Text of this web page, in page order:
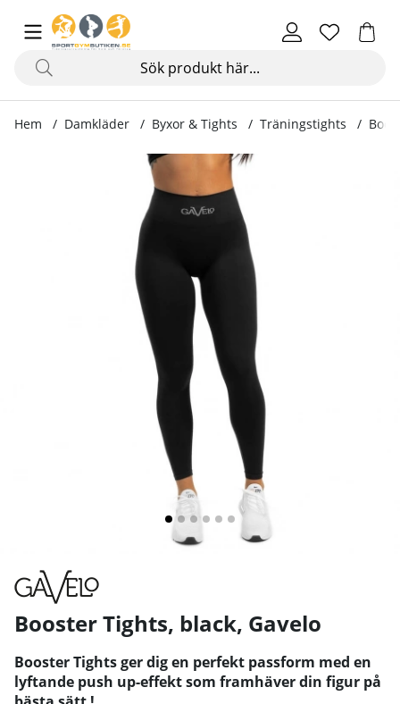
Hem Damkläder Byxor & Tights Träningstights
Produktbilder Booster Tights, black
Booster Tights, black, Gavelo
Booster Tights ger dig en perfekt passform med en
lyftande push up-effekt som framhäverdin figur på